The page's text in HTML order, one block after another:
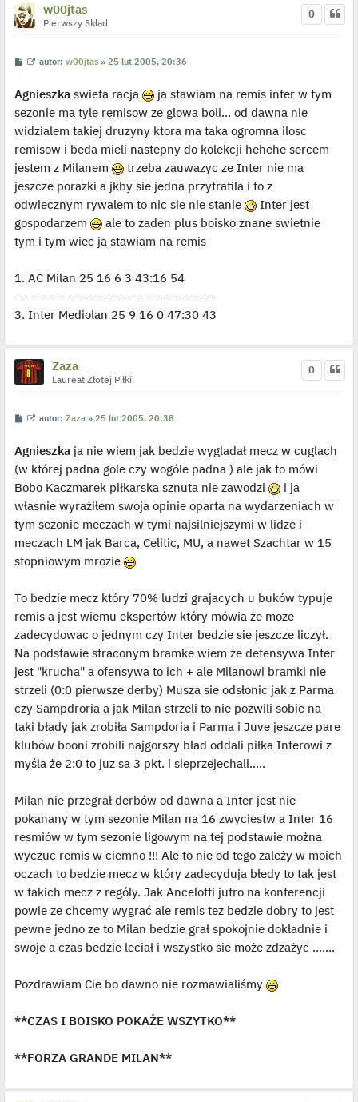
y
s
w00jtas
Pierwszy Skład
0
P
t
W
w
e
l
p
o
j
e
d
n
z
y
p
t
autor:w00jtas »25 lut 2005, 20:36
Agnieszkaswieta racja
ja stawiam na remis inter w tym
sezonie ma tyle remisow ze glowa boli... od dawna nie
widzialem takiej druzyny ktora ma taka ogromna ilosc
remisow i beda mieli nastepny do kolekcji hehehe sercem
jestem z Milanem
trzeba zauwazyc ze Inter nie ma
jeszcze porazki a jkby sie jedna przytrafila i to z
odwiecznym rywalem to nic sie nie stanie
Inter jest
gospodarzem
ale to zaden plus boisko znane swietnie
tym i tym wiec ja stawiam na remis
1. AC Milan 25 16 6 3 43:16 54
------------------------------------------
3. Inter Mediolan 25 9 16 0 47:30 43
Zaza
Laureat Złotej Piłki
0
P
t
W
w
i
e
l
o
e
d
n
y
p
o
t
autor:Zaza »25 lut 2005, 20:38
Agnieszka ja nie wiem jak bedzie wygladał mecz w cuglach
(w której padna gole czy wogóle padna ) ale jak to mówi
Bobo Kaczmarek piłkarska sznuta nie zawodzi
i ja
własnie wyrażiłem swoja opinie oparta na wydarzeniach w
tym sezonie meczach w tymi najsilniejszymi w lidze i
meczach LM jak Barca, Celitic, MU, a nawet Szachtar w 15
stopniowym mrozie
To bedzie mecz który 70% ludzi grajacych u buków typuje
remis a jest wiemu ekspertów który mówia że moze
zadecydowac o jednym czy Inter bedzie sie jeszcze liczył.
Na podstawie straconym bramke wiem że defensywa Inter
jest "krucha" a ofensywa to ich + ale Milanowi bramki nie
strzeli (0:0 pierwsze derby) Musza sie odsłonic jak z Parma
czy Sampdroria a jak Milan strzeli to nie pozwili sobie na
taki błady jak zrobiła Sampdoria i Parma i Juve jeszcze pare
klubów booni zrobili najgorszy bład oddali piłka Interowi z
myśla że 2:0 to juz sa 3 pkt. i sieprzejechali.....
Milan nie przegrał derbów od dawna a Inter jest nie
pokanany w tym sezonie Milan na 16 zwyciestw a Inter 16
resmiów w tym sezonie ligowym na tej podstawie można
wyczuc remis w ciemno !!! Ale to nie od tego zależy w moich
oczach to bedzie mecz w który zadecyduja błedy to tak jest
w takich mecz z rególy. Jak Ancelotti jutro na konferencji
powie ze chcemy wygrać ale remis tez bedzie dobry to jest
pewne jedno ze to Milan bedzie grał spokojnie dokładnie i
swoje a czas bedzie leciał i wszystko sie może zdzażyc .......
Pozdrawiam Cie bo dawno nie rozmawialiśmy
**CZAS I BOISKO POKAŻE WSZYTKO**
**FORZA GRANDE MILAN**